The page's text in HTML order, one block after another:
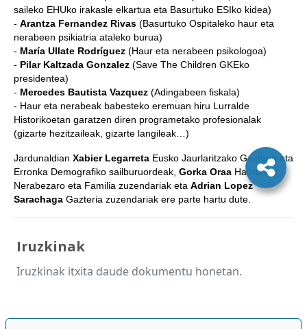
saileko EHUko irakasle elkartua eta Basurtuko ESIko kidea)
- Arantza Fernandez Rivas (Basurtuko Ospitaleko haur eta
nerabeen psikiatria ataleko burua)
- María Ullate Rodríguez (Haur eta nerabeen psikologoa)
- Pilar Kaltzada Gonzalez (Save The Children GKEko
presidentea)
- Mercedes Bautista Vazquez (Adingabeen fiskala)
- Haur eta nerabeak babesteko eremuan hiru Lurralde
Historikoetan garatzen diren programetako profesionalak
(gizarte hezitzaileak, gizarte langileak…)
Jardunaldian Xabier Legarreta Eusko Jaurlaritzako Gazteria eta
Erronka Demografiko sailburuordeak, Gorka Oraa Haurtzaro,
Nerabezaro eta Familia zuzendariak eta Adrian Lopez
Sarachaga Gazteria zuzendariak ere parte hartu dute.
Iruzkinak
Iruzkinak itxita daude dokumentu honetan.